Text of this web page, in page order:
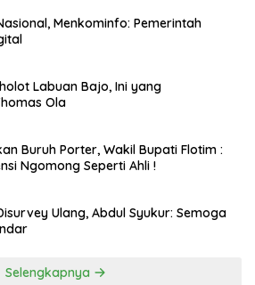
Menkominfo: Pemerintah
Labuan Bajo, Ini yang
Ola
Buruh Porter, Wakil Bupati Flotim :
Ngomong Seperti Ahli !
Ulang, Abdul Syukur: Semoga
Selengkapnya